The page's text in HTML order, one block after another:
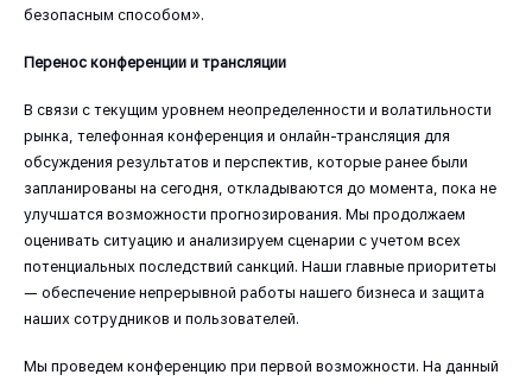
безопасным способом».
Перенос конференции и трансляции
В связи с текущим уровнем неопределенности и волатильности
рынка, телефонная конференция и онлайн-трансляция для
обсуждения результатов и перспектив, которые ранее были
запланированы на сегодня, откладываются до момента, пока не
улучшатся возможности прогнозирования. Мы продолжаем
оценивать ситуацию и анализируем сценарии с учетом всех
потенциальных последствий санкций. Наши главные приоритеты
— обеспечение непрерывной работы нашего бизнеса и защита
наших сотрудников и пользователей.
Мы проведем конференцию при первой возможности. На данный